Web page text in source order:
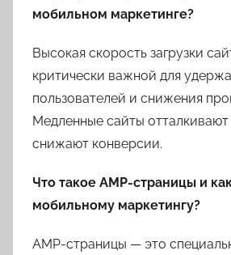
мобильном маркетинге?
Высокая скорость загрузки
критически важной для
пользователей и снижения
Медленные сайты
снижают конверсии.
Что такое AMP-страницы и
мобильному маркетингу?
AMP-страницы — это